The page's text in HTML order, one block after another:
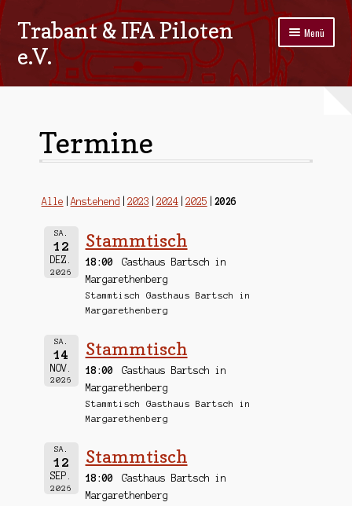
Zur
Navigation
springen
Zum
springen
Trabant & IFA Piloten
e.V.
Menü
Home
Galerie
Stammtisch
Impressum/Datenschutz
Termine
Alle Anstehend 2023 2024 2025 2026
SA.
12
DEZ.
2026
Stammtisch
18:00
Gasthaus Bartsch in
Margarethenberg
Stammtisch Gasthaus Bartsch in
Margarethenberg
SA.
14
NOV.
2026
Stammtisch
18:00
Gasthaus Bartsch in
Margarethenberg
Stammtisch Gasthaus Bartsch in
Margarethenberg
SA.
12
SEP.
2026
Stammtisch
18:00
Gasthaus Bartsch in
Margarethenberg